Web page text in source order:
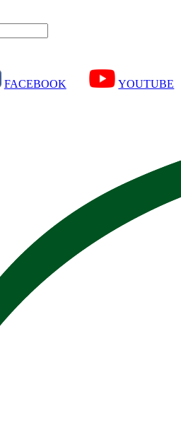
FACEBOOK YOUTUBE